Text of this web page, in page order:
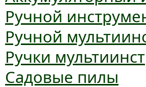
Ручной
Ручной
Ручки
Садовые пилы